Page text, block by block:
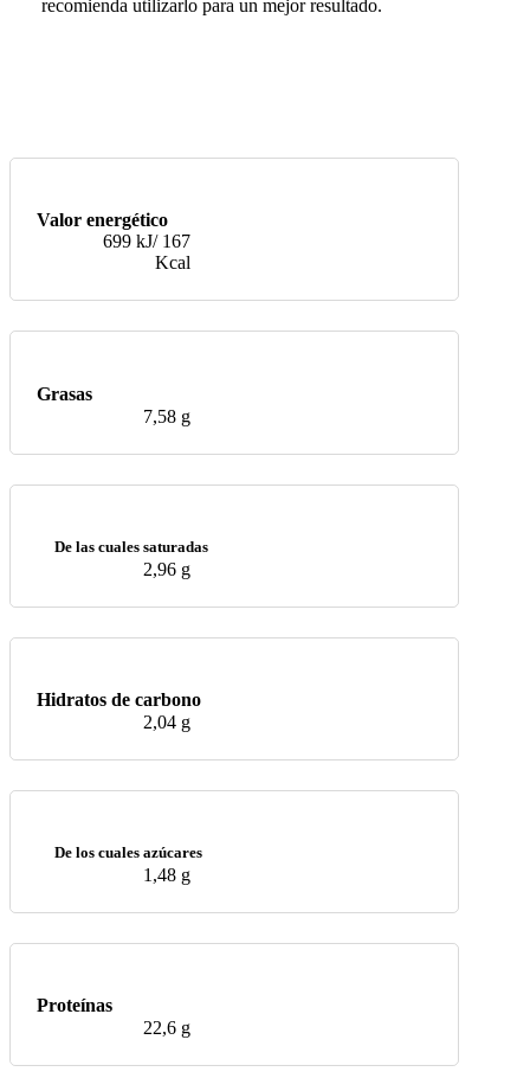
recomienda utilizarlo para un mejor resultado.
Valor energético
699 kJ/ 167
Kcal
Grasas
7,58 g
De las cuales saturadas
2,96 g
Hidratos de carbono
2,04 g
De los cuales azúcares
1,48 g
Proteínas
22,6 g